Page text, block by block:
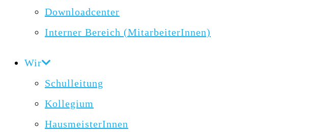
Downloadcenter
Interner Bereich (MitarbeiterInnen)
Wir
Schulleitung
Kollegium
HausmeisterInnen